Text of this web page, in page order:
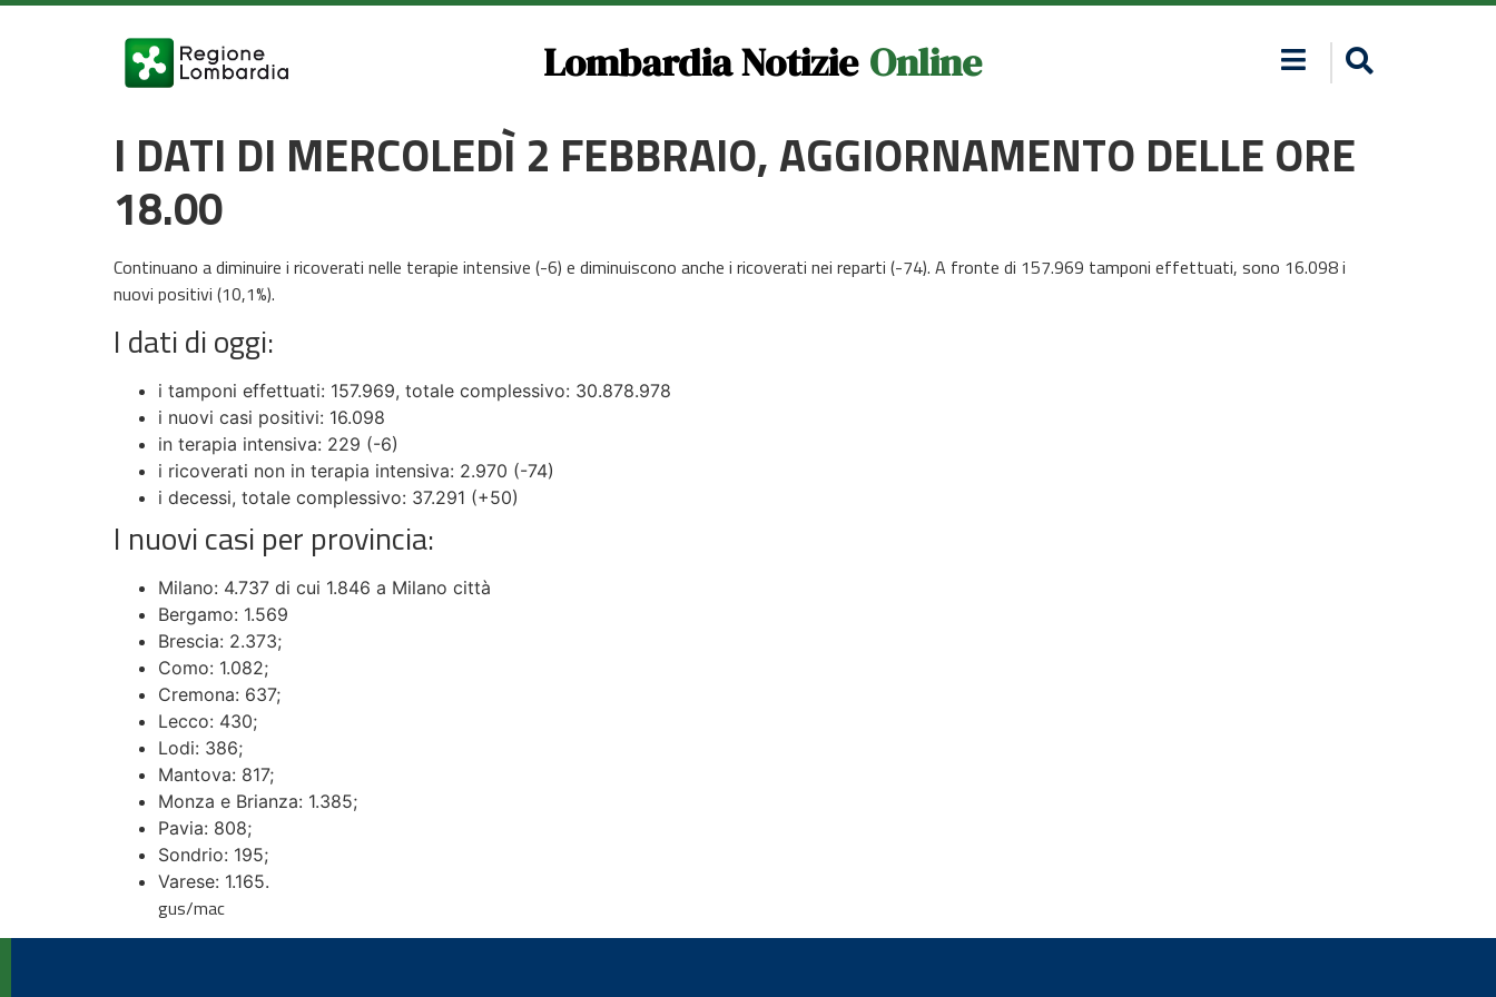
Lombardia Notizie Online
I DATI DI MERCOLEDÌ 2 FEBBRAIO, AGGIORNAMENTO DELLE ORE
18.00
Continuano a diminuire i ricoverati nelle terapie intensive (-6) e diminuiscono anche i ricoverati nei reparti (-74). A fronte di 157.969 tamponi effettuati, sono 16.098 i
nuovi positivi (10,1%).
I dati di oggi:
i tamponi effettuati: 157.969, totale complessivo: 30.878.978
i nuovi casi positivi: 16.098
in terapia intensiva: 229 (-6)
i ricoverati non in terapia intensiva: 2.970 (-74)
i decessi, totale complessivo: 37.291 (+50)
I nuovi casi per provincia:
Milano: 4.737 di cui 1.846 a Milano città
Bergamo: 1.569
Brescia: 2.373;
Como: 1.082;
Cremona: 637;
Lecco: 430;
Lodi: 386;
Mantova: 817;
Monza e Brianza: 1.385;
Pavia: 808;
Sondrio: 195;
Varese: 1.165.
gus/mac